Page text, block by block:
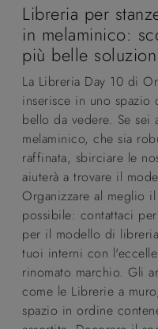
Libreria per
in melaminico:
più belle
La Libreria Day 10 di
inserisce in uno
bello da vedere. Se
melaminico, che sia
raffinata, sbirciare le
aiuterà a trovare il
Organizzare al meglio
possibile: contattaci
per il modello di
tuoi interni con
rinomato marchio. Gli
come le Librerie a
spazio in ordine